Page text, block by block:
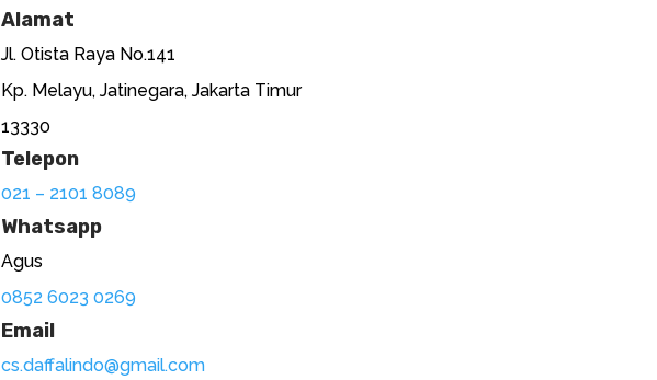
Alamat
Jl. Otista Raya No.141
Kp. Melayu, Jatinegara, Jakarta Timur
13330
Telepon
021 – 2101 8089
Whatsapp
Agus
0852 6023 0269
Email
cs.daffalindo@gmail.com